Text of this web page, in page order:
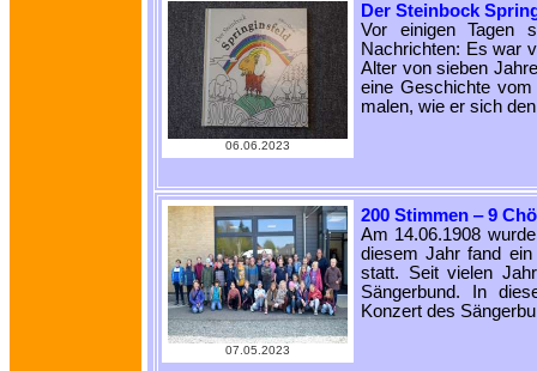
06.06.2023
Der Steinbock
Vor einigen Tagen
Nachrichten: Es war
Alter von sieben
eine Geschichte
malen, wie er sich
07.05.2023
200 Stimmen ‒ 9
Am 14.06.1908
diesem Jahr fand
statt. Seit vielen
Sängerbund. In
Konzert des